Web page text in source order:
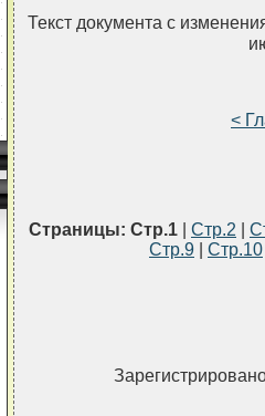
Текст документа с
<
Страницы: Стр.1 Стр.2
Стр.9
Стр.10